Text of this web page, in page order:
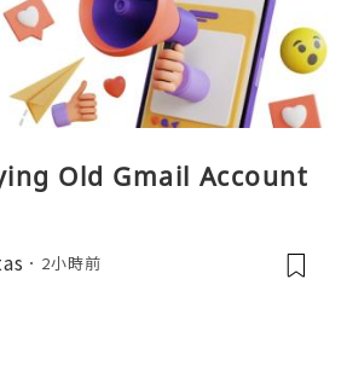
Old Gmail Account
2小時前